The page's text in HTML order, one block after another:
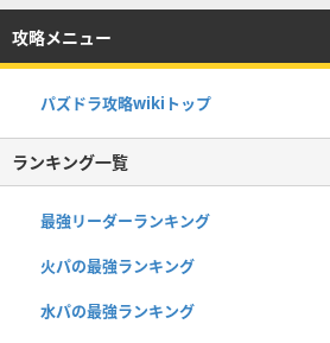
攻略メニュー
パズドラ攻略wikiトップ
ランキング一覧
最強リーダーランキング
火パの最強ランキング
水パの最強ランキング